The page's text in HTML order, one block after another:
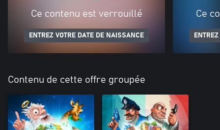
Ce contenu est verrouillé
ENTREZ VOTRE DATE DE NAISSANCE
Ce
Contenu de cette offre groupée